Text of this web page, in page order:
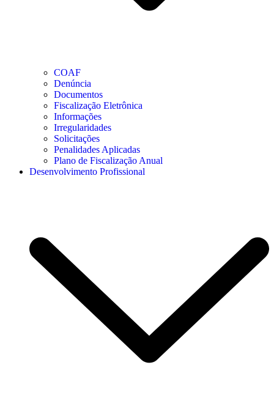
COAF
Denúncia
Documentos
Fiscalização Eletrônica
Informações
Irregularidades
Solicitações
Penalidades Aplicadas
Plano de Fiscalização Anual
Desenvolvimento Profissional